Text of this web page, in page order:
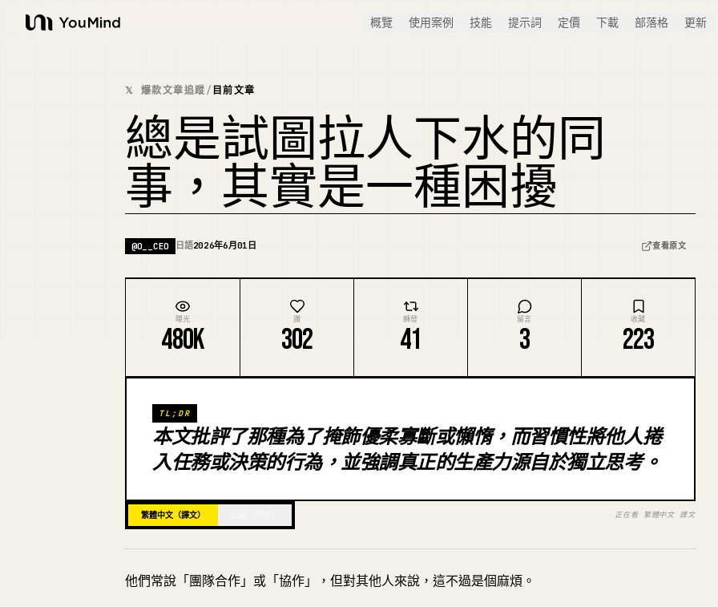
YouMind
概覽 使用案例 技能 提示詞 定價 下載 部落格 更新
𝕏 爆款文章追蹤/ 目前文章
總是試圖拉人下水的同
事，其實是一種困擾
@O__CEO 日語2026年6月01日 查看原文
曝光
480K
讚
302
轉發
41
留言
3
收藏
223
TL;DR
本文批評了那種為了掩飾優柔寡斷或懶惰，而習慣性將他人捲
入任務或決策的行為，並強調真正的生產力源自於獨立思考。
繁體中文（譯文） 正在看 繁體中文 譯文
他們常說「團隊合作」或「協作」，但對其他人來說，這不過是個麻煩。